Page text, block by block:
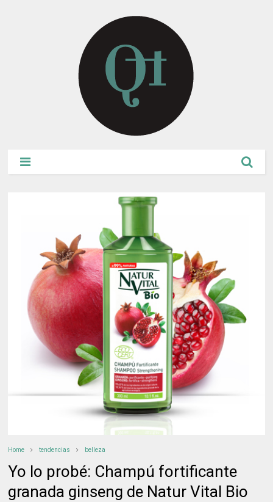
Home tendencias belleza
Yo lo probé: Champú fortificante
granada ginseng de Natur Vital Bio